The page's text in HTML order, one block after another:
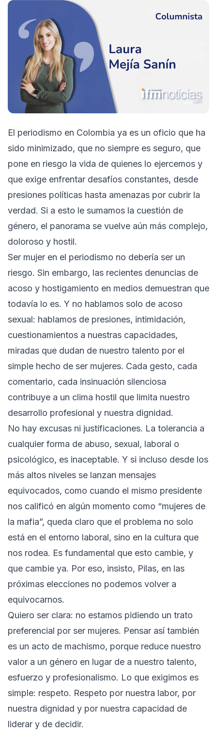
El periodismo en Colombia ya es un oficio que ha
sido minimizado, que no siempre es seguro, que
pone en riesgo la vida de quienes lo ejercemos y
que exige enfrentar desafíos constantes, desde
presiones políticas hasta amenazas por cubrir la
verdad. Si a esto le sumamos la cuestión de
género, el panorama se vuelve aún más complejo,
doloroso y hostil.
Ser mujer en el periodismo no debería ser un
riesgo. Sin embargo, las recientes denuncias de
acoso y hostigamiento en medios demuestran que
todavía lo es. Y no hablamos solo de acoso
sexual: hablamos de presiones, intimidación,
cuestionamientos a nuestras capacidades,
miradas que dudan de nuestro talento por el
simple hecho de ser mujeres. Cada gesto, cada
comentario, cada insinuación silenciosa
contribuye a un clima hostil que limita nuestro
desarrollo profesional y nuestra dignidad.
No hay excusas ni justificaciones. La tolerancia a
cualquier forma de abuso, sexual, laboral o
psicológico, es inaceptable. Y si incluso desde los
más altos niveles se lanzan mensajes
equivocados, como cuando el mismo presidente
nos calificó en algún momento como “mujeres de
la mafia”, queda claro que el problema no solo
está en el entorno laboral, sino en la cultura que
nos rodea. Es fundamental que esto cambie, y
que cambie ya. Por eso, insisto, Pilas, en las
próximas elecciones no podemos volver a
equivocarnos.
Quiero ser clara: no estamos pidiendo un trato
preferencial por ser mujeres. Pensar así también
es un acto de machismo, porque reduce nuestro
valor a un género en lugar de a nuestro talento,
esfuerzo y profesionalismo. Lo que exigimos es
simple: respeto. Respeto por nuestra labor, por
nuestra dignidad y por nuestra capacidad de
liderar y de decidir.